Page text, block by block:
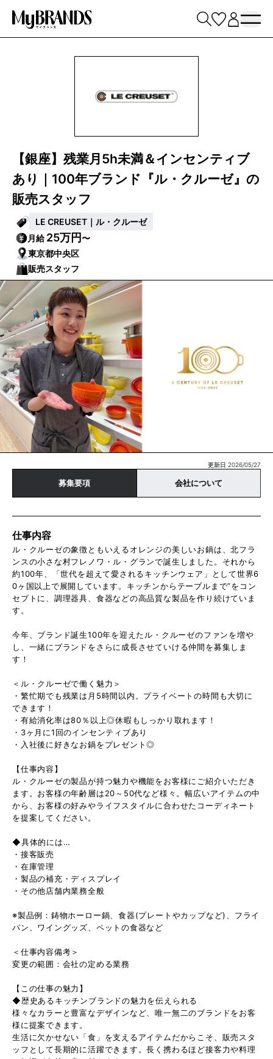
【銀座】残業月5h未満＆インセンティブ
あり｜100年ブランド『ル・クルーゼ』の
販売スタッフ
LE CREUSET｜ル・クルーゼ
月給25万円〜
東京都中央区
販売スタッフ
更新日 2026/05/27
募集要項 会社について
仕事内容
ル・クルーゼの象徴ともいえるオレンジの美しいお鍋は、北フラ
ンスの小さな村フレノワ・ル・グランで誕生しました。それから
約100年、「世代を超えて愛されるキッチンウェア」として世界6
0ヶ国以上で展開しています。キッチンからテーブルまで”をコン
セプトに、調理器具、食器などの高品質な製品を作り続けていま
す。
今年、ブランド誕生100年を迎えたル・クルーゼのファンを増や
し、一緒にブランドをさらに成長させていける仲間を募集しま
す！
＜ル・クルーゼで働く魅力＞
・繁忙期でも残業は月5時間以内。プライベートの時間も大切に
できます！
・有給消化率は80％以上◎休暇もしっかり取れます！
・3ヶ月に1回のインセンティブあり
・入社後に好きなお鍋をプレゼント◎
【仕事内容】
ル・クルーゼの製品が持つ魅力や機能をお客様にご紹介いただき
ます。お客様の年齢層は20～50代など様々。幅広いアイテムの中
から、お客様の好みやライフスタイルに合わせたコーディネート
を提案してください。
◆具体的には…
・接客販売
・在庫管理
・製品の補充・ディスプレイ
・その他店舗内業務全般
※製品例：鋳物ホーロー鍋、食器(プレートやカップなど)、フライ
パン、ワイングッズ、ペットの食器など
＜仕事内容備考＞
変更の範囲：会社の定める業務
【この仕事の魅力】
◆歴史あるキッチンブランドの魅力を伝えられる
様々なカラーと豊富なデザインなど、唯一無二のブランドをお客
様に提案できます。
生活に欠かせない「食」を支えるアイテムだからこそ、販売スタ
ッフとして長期的に活躍できます。長く携わるほど接客力や料理